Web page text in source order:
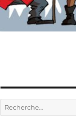
Recherche
pour :